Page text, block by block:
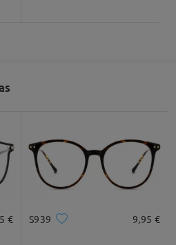
€ S939 9,95 €